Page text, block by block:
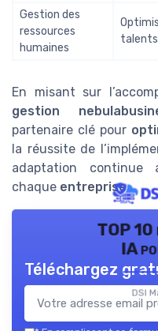
Gestion des
ressources
humaines
talents
En misant sur
gestion
partenaire clé pour
la réussite de
adaptation continue
chaque entreprise.
TOP
IA
DSI
Téléchargez